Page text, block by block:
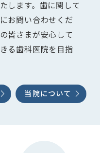
します。歯に関して
お問い合わせくだ
皆さまが安心して
る歯科医院を目指
当院について